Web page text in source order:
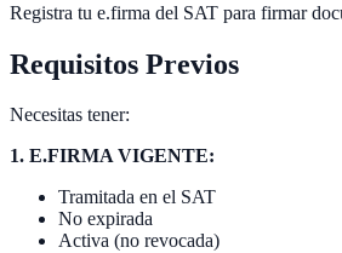
Registra tu e.firma del SAT para firmar
Requisitos Previos
Necesitas tener:
1. E.FIRMA VIGENTE:
Tramitada en el SAT
No expirada
Activa (no revocada)